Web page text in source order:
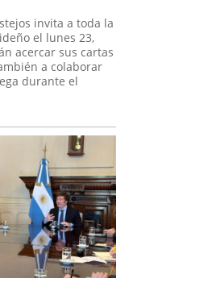
invita a toda la
el lunes 23,
acercar sus cartas
a colaborar
durante el